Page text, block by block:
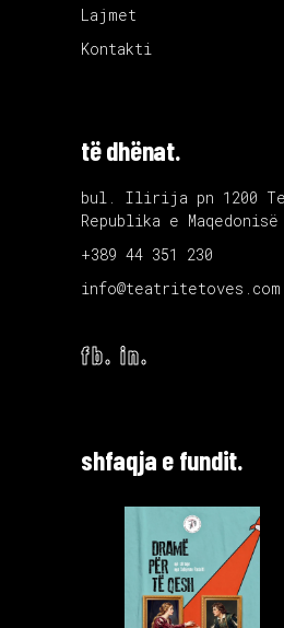
Lajmet
Kontakti
të dhënat.
bul. Ilirija pn 1200
Republika e
+389 44 351 230
info@teatritetoves.com
fb. in.
shfaqja e fundit.